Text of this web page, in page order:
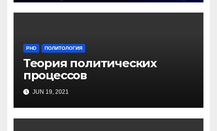
PHD ПОЛИТОЛОГИЯ
Теория политических
процессов
JUN 19, 2021